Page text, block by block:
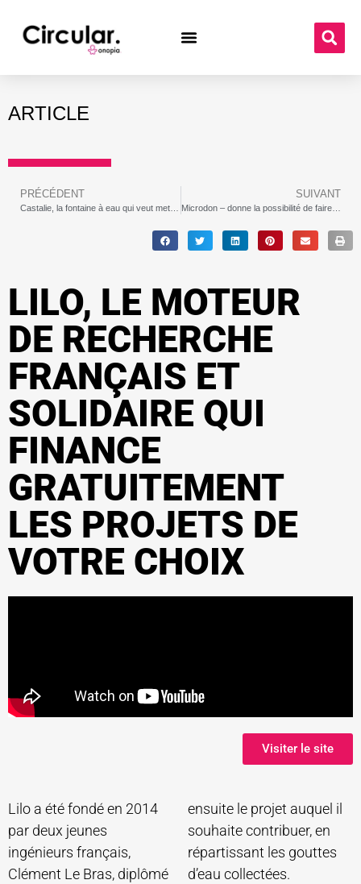
ARTICLE
PRÉCÉDENT SUIVANT
Microdon – donne la possibilité de faire un micro-don à partir d’actes de la vie courante
LILO, LE MOTEUR
DE RECHERCHE
FRANÇAIS ET
SOLIDAIRE QUI
FINANCE
GRATUITEMENT
LES PROJETS DE
VOTRE CHOIX
Visiter le site
Lilo a été fondé en 2014
par deux jeunes
ingénieurs français,
Clément Le Bras, diplômé
ensuite le projet auquel il
souhaite contribuer, en
répartissant les gouttes
d’eau collectées.